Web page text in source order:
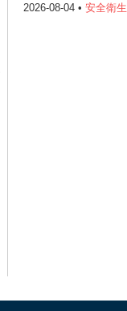
2026-08-04 • 安全衛生